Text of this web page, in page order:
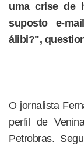
uma crise de
suposto e-
álibi?",
O jornalista
perfil de
Petrobras.